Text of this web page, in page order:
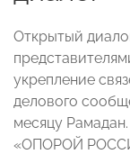
Открытый
укрепление
делового
месяцу
«ОПОРОЙ